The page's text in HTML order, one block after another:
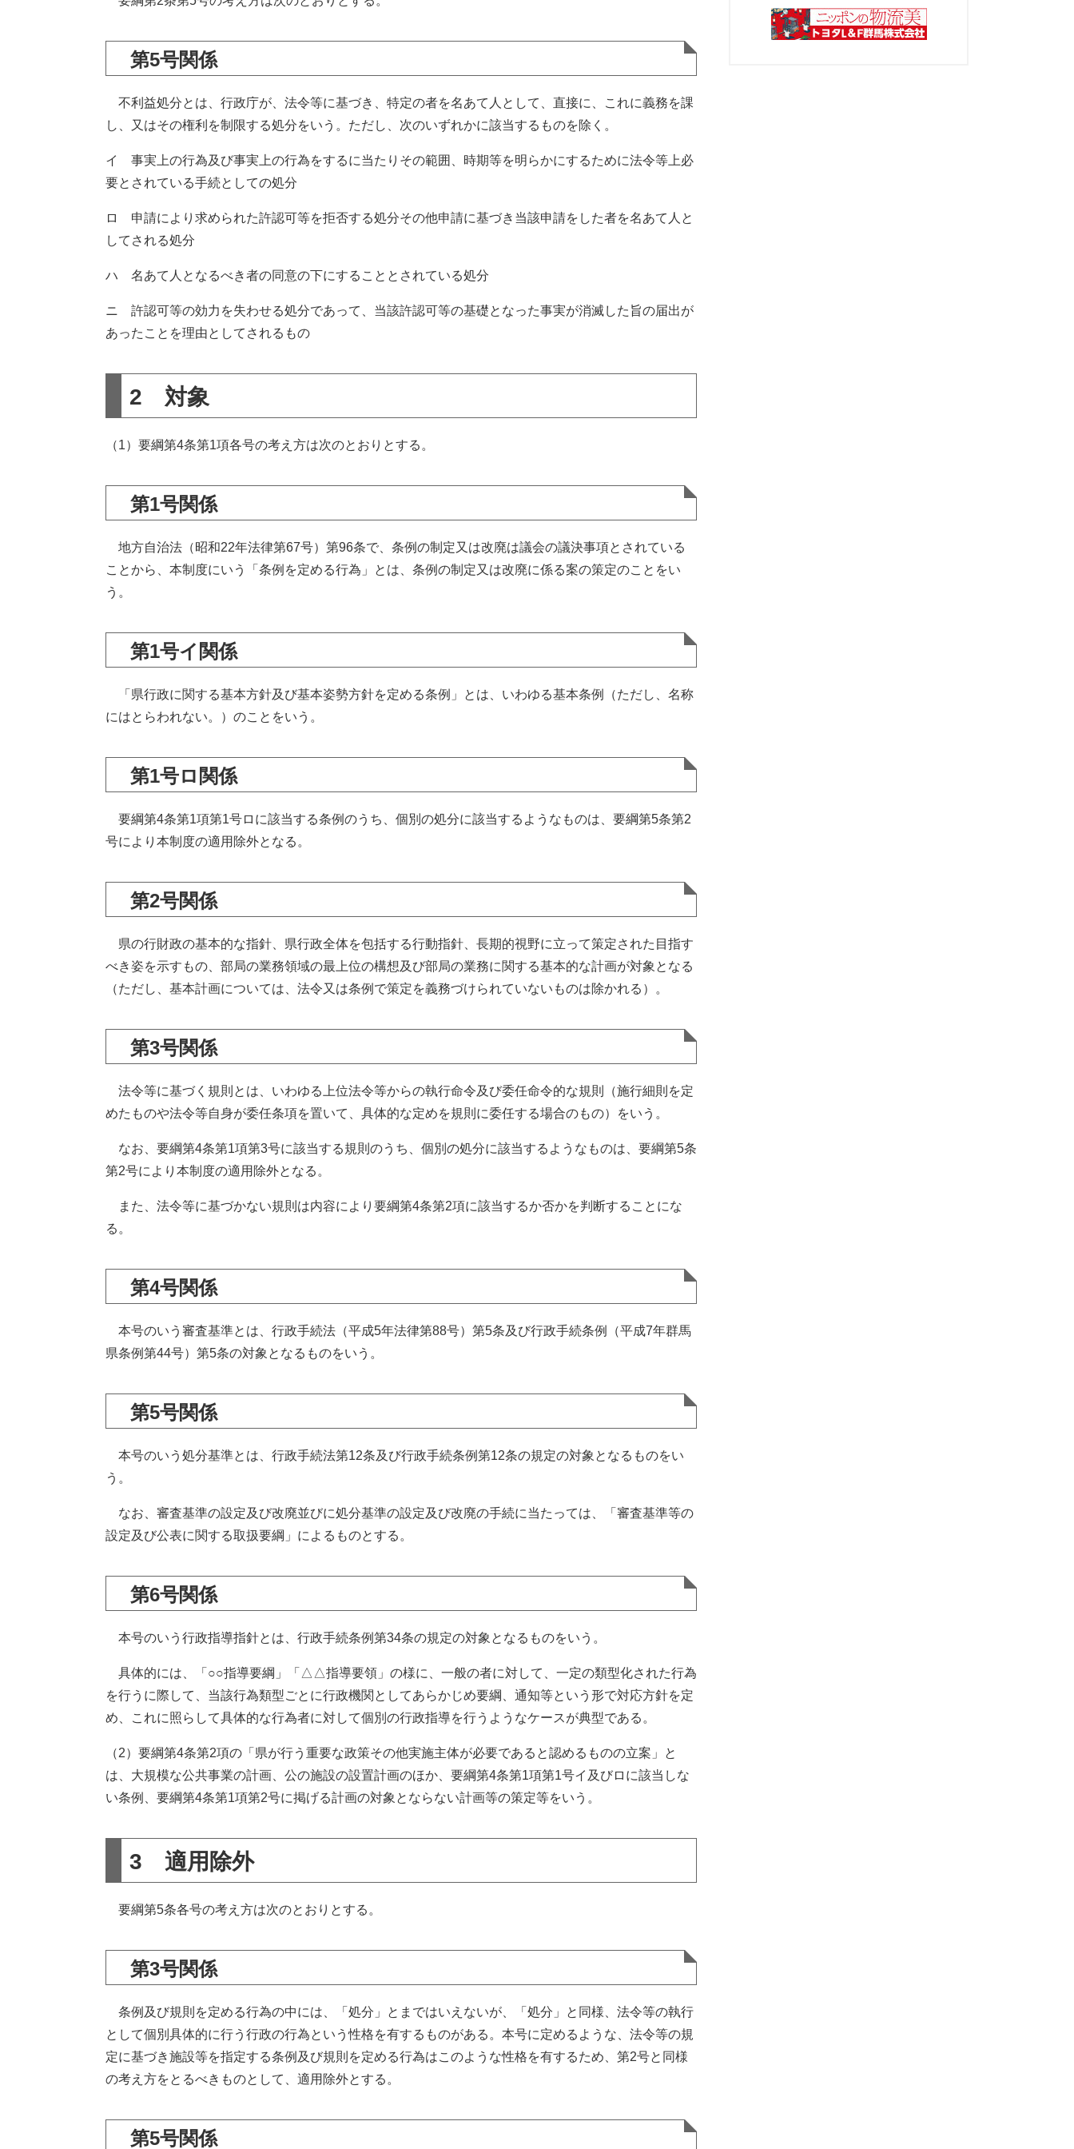
第5号関係
不利益処分とは、行政庁が、法令等に基づき、特定の者を名あて人として、直接に、これに義務を課
し、又はその権利を制限する処分をいう。ただし、次のいずれかに該当するものを除く。
イ 事実上の行為及び事実上の行為をするに当たりその範囲、時期等を明らかにするために法令等上必
要とされている手続としての処分
ロ 申請により求められた許認可等を拒否する処分その他申請に基づき当該申請をした者を名あて人と
してされる処分
ハ 名あて人となるべき者の同意の下にすることとされている処分
ニ 許認可等の効力を失わせる処分であって、当該許認可等の基礎となった事実が消滅した旨の届出が
あったことを理由としてされるもの
2 対象
（1）要綱第4条第1項各号の考え方は次のとおりとする。
第1号関係
地方自治法（昭和22年法律第67号）第96条で、条例の制定又は改廃は議会の議決事項とされている
ことから、本制度にいう「条例を定める行為」とは、条例の制定又は改廃に係る案の策定のことをい
う。
第1号イ関係
「県行政に関する基本方針及び基本姿勢方針を定める条例」とは、いわゆる基本条例（ただし、名称
にはとらわれない。）のことをいう。
第1号ロ関係
要綱第4条第1項第1号ロに該当する条例のうち、個別の処分に該当するようなものは、要綱第5条第2
号により本制度の適用除外となる。
第2号関係
県の行財政の基本的な指針、県行政全体を包括する行動指針、長期的視野に立って策定された目指す
べき姿を示すもの、部局の業務領域の最上位の構想及び部局の業務に関する基本的な計画が対象となる
（ただし、基本計画については、法令又は条例で策定を義務づけられていないものは除かれる）。
第3号関係
法令等に基づく規則とは、いわゆる上位法令等からの執行命令及び委任命令的な規則（施行細則を定
めたものや法令等自身が委任条項を置いて、具体的な定めを規則に委任する場合のもの）をいう。
なお、要綱第4条第1項第3号に該当する規則のうち、個別の処分に該当するようなものは、要綱第5条
第2号により本制度の適用除外となる。
また、法令等に基づかない規則は内容により要綱第4条第2項に該当するか否かを判断することにな
る。
第4号関係
本号のいう審査基準とは、行政手続法（平成5年法律第88号）第5条及び行政手続条例（平成7年群馬
県条例第44号）第5条の対象となるものをいう。
第5号関係
本号のいう処分基準とは、行政手続法第12条及び行政手続条例第12条の規定の対象となるものをい
う。
なお、審査基準の設定及び改廃並びに処分基準の設定及び改廃の手続に当たっては、「審査基準等の
設定及び公表に関する取扱要綱」によるものとする。
第6号関係
本号のいう行政指導指針とは、行政手続条例第34条の規定の対象となるものをいう。
具体的には、「○○指導要綱」「△△指導要領」の様に、一般の者に対して、一定の類型化された行為
を行うに際して、当該行為類型ごとに行政機関としてあらかじめ要綱、通知等という形で対応方針を定
め、これに照らして具体的な行為者に対して個別の行政指導を行うようなケースが典型である。
（2）要綱第4条第2項の「県が行う重要な政策その他実施主体が必要であると認めるものの立案」と
は、大規模な公共事業の計画、公の施設の設置計画のほか、要綱第4条第1項第1号イ及びロに該当しな
い条例、要綱第4条第1項第2号に掲げる計画の対象とならない計画等の策定等をいう。
3 適用除外
要綱第5条各号の考え方は次のとおりとする。
第3号関係
条例及び規則を定める行為の中には、「処分」とまではいえないが、「処分」と同様、法令等の執行
として個別具体的に行う行政の行為という性格を有するものがある。本号に定めるような、法令等の規
定に基づき施設等を指定する条例及び規則を定める行為はこのような性格を有するため、第2号と同様
の考え方をとるべきものとして、適用除外とする。
第5号関係